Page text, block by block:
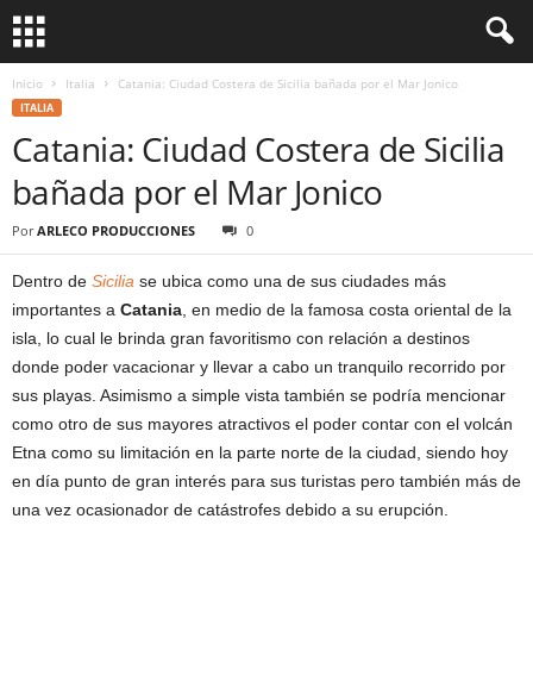
Inicio Italia Catania: Ciudad Costera de Sicilia bañada por el Mar Jonico
ITALIA
Catania: Ciudad Costera de Sicilia
bañada por el Mar Jonico
Por ARLECO PRODUCCIONES 0
Dentro de Sicilia se ubica como una de sus ciudades más
importantes a Catania , en medio de la famosa costa oriental de la
isla, lo cual le brinda gran favoritismo con relación a destinos
donde poder vacacionar y llevar a cabo un tranquilo recorrido por
sus playas. Asimismo a simple vista también se podría mencionar
como otro de sus mayores atractivos el poder contar con el volcán
Etna como su limitación en la parte norte de la ciudad, siendo hoy
en día punto de gran interés para sus turistas pero también más de
una vez ocasionador de catástrofes debido a su erupción.